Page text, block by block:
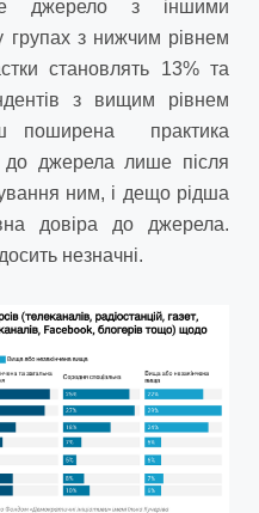
джерело з іншими
групах з нижчим рівнем
становлять 13% та
з вищим рівнем
поширена практика
джерела лише після
ним, і дещо рідша
довіра до джерела.
незначні.